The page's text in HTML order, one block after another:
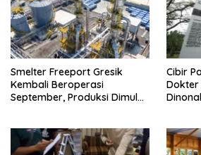
Smelter Freeport Gresik
Kembali Beroperasi
September, Produksi Dimulai
Cibir
Dokter